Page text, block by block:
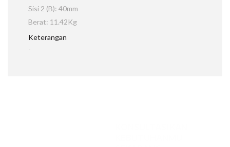
Sisi 2 (B): 40mm
Berat: 11.42Kg
Keterangan
-